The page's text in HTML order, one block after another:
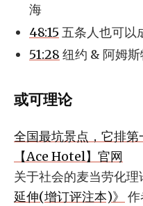
海
48:15 五条人也可以
51:28 纽约 & 阿姆
或可理论
全国最坑景点，它排第
【Ace Hotel】官网
关于社会的麦当劳化理
延伸(增订评注本)》
作